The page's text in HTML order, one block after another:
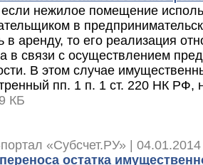
нежилое помещение
в
в аренду, то его реализация
в связи с осуществлением
В этом случае
пп. 1 п. 1 ст. 220 НК РФ,
КБ
«Субсчет.РУ» |
остатка